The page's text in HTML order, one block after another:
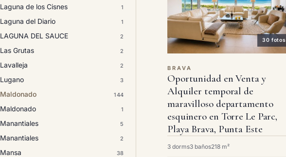
Laguna de los Cisnes 1
Laguna del Diario 1
LAGUNA DEL SAUCE 2
Las Grutas 2
Lavalleja 2
Lugano 3
Maldonado 144
Maldonado 1
Manantiales 5
Manantiales 2
Mansa 38
30 fotos
BRAVA
Oportunidad en Venta y
Alquiler temporal de
maravilloso departamento
esquinero en Torre Le Parc,
Playa Brava, Punta Este
3 dorms3 baños218 m²